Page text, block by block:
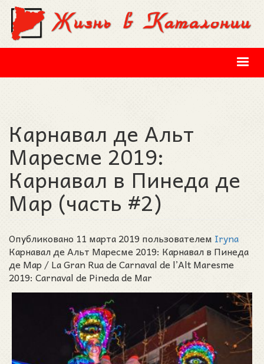
Перейти к основному содержанию
Карнавал дe Альт
Маресме 2019:
Карнавал в Пинеда де
Мар (часть #2)
Опубликовано 11 марта 2019 пользователем Iryna
Карнавал дe Альт Маресме 2019: Карнавал в Пинеда
де Мар / La Gran Rua de Carnaval de l’Alt Maresme
2019: Carnaval de Pineda de Mar